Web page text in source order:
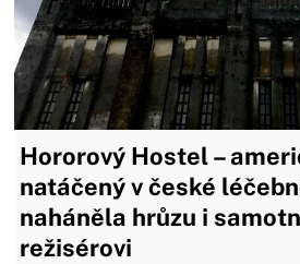
Hororový Hostel –
natáčený v české
naháněla hrůzu i
režisérovi